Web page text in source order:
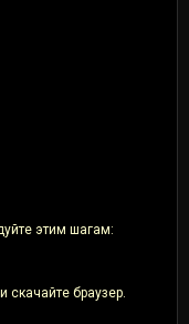
этим шагам:
браузер.